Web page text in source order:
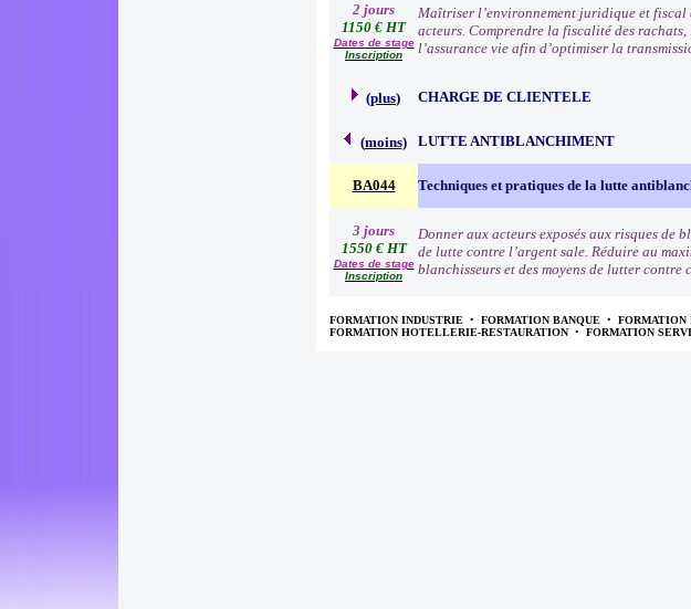
2 jours
1150 € HT
Dates de stage
Inscription
Maîtriser l’environnement juridique et fiscal
acteurs. Comprendre la fiscalité des
l’assurance vie afin d’optimiser la
(plus) CHARGE DE CLIENTELE
(moins) LUTTE ANTIBLANCHIMENT
BA044 Techniques et pratiques de la lutte
3 jours
1550 € HT
Dates de stage
Inscription
Donner aux acteurs exposés aux risques
de lutte contre l’argent sale. Réduire au
blanchisseurs et des moyens de lutter contre
FORMATION INDUSTRIE • FORMATION BANQUE • FORMATION
FORMATION HOTELLERIE-RESTAURATION • FORMATION